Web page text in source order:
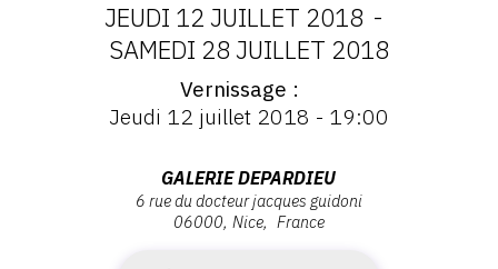
DATES
:
12
JEUDI 12 JUILLET 2018 -
SAMEDI 28 JUILLET 2018
Vernissage
Jeudi 12 juillet 2018 - 19:00
GALERIE DEPARDIEU
6 rue du docteur jacques guidoni
06000 Nice France